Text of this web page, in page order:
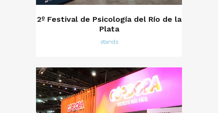
2º Festival de Psicología del Río de la
Plata
stands